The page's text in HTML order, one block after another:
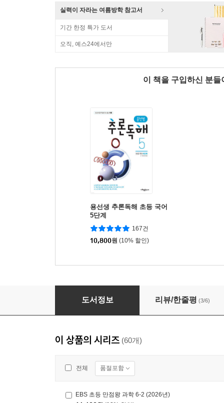
실력이 자라는 여름방학 참고서
기간 한정 특가 도서
오직, 예스24에서만
이 책을 구입하신 분
용선생 추론독해 초등 국어
5단계
167건
10,800원 (10% 할인)
EBS 초등 만점왕 국어 4-2 (2026년)
도서정보 리뷰/한줄평 (3/6)
이 상품의 시리즈 (60개)
전체 품절포함
EBS 초등 만점왕 과학 6-2 (2026년)